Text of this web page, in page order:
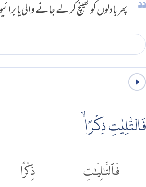
پھر بادلوں کو کھینچ کر لے جانے والی یا
فَالتّٰلِيٰتِ ذِكْرًا ۙ
فَٱلتَّٰلِيَٰتِ ذِكْرًا